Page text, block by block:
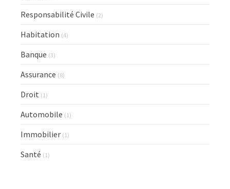
Responsabilité Civile (2)
Habitation (4)
Banque (3)
Assurance (8)
Droit (1)
Automobile (1)
Immobilier (1)
Santé (1)